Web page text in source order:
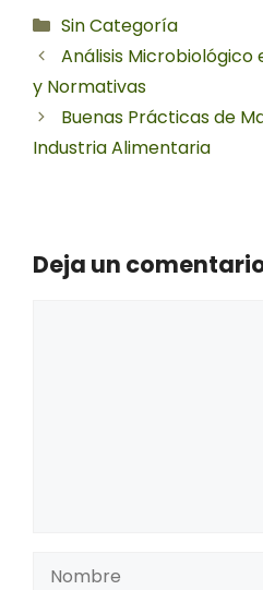
Categorías
Sin Categoría
Análisis Microbiológico
y Normativas
Buenas Prácticas de
Industria Alimentaria
Deja un
Nombre